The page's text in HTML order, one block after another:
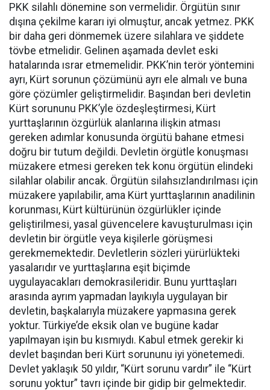
PKK silahlı dönemine son vermelidir. Örgütün sınır
dışına çekilme kararı iyi olmuştur, ancak yetmez. PKK
bir daha geri dönmemek üzere silahlara ve şiddete
tövbe etmelidir. Gelinen aşamada devlet eski
hatalarında ısrar etmemelidir. PKK’nin terör yöntemini
ayrı, Kürt sorunun çözümünü ayrı ele almalı ve buna
göre çözümler geliştirmelidir. Başından beri devletin
Kürt sorununu PKK’yle özdeşleştirmesi, Kürt
yurttaşlarının özgürlük alanlarına ilişkin atması
gereken adımlar konusunda örgütü bahane etmesi
doğru bir tutum değildi. Devletin örgütle konuşması
müzakere etmesi gereken tek konu örgütün elindeki
silahlar olabilir ancak. Örgütün silahsızlandırılması için
müzakere yapılabilir, ama Kürt yurttaşlarının anadilinin
korunması, Kürt kültürünün özgürlükler içinde
geliştirilmesi, yasal güvencelere kavuşturulması için
devletin bir örgütle veya kişilerle görüşmesi
gerekmemektedir. Devletlerin sözleri yürürlükteki
yasalarıdır ve yurttaşlarına eşit biçimde
uygulayacakları demokrasileridir. Bunu yurttaşları
arasında ayrım yapmadan layıkıyla uygulayan bir
devletin, başkalarıyla müzakere yapmasına gerek
yoktur. Türkiye’de eksik olan ve bugüne kadar
yapılmayan işin bu kısmıydı. Kabul etmek gerekir ki
devlet başından beri Kürt sorununu iyi yönetemedi.
Devlet yaklaşık 50 yıldır, “Kürt sorunu vardır” ile “Kürt
sorunu yoktur” tavrı içinde bir gidip bir gelmektedir.